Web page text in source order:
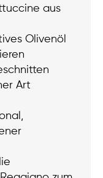
aus
Olivenöl
Art